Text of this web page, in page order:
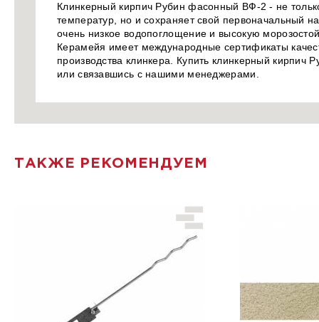
Клинкерный кирпич Рубин фасонный ВФ-2 - не
температур, но и сохраняет свой первоначальный
очень низкое водопоглощение и высокую
Керамейя имеет международные сертификаты
производства клинкера. Купить клинкерный
или связавшись с нашими менеджерами.
ТАКЖЕ РЕКОМЕНДУЕМ